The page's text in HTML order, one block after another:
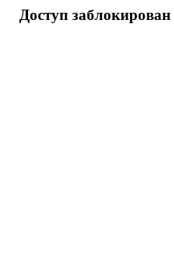
Доступ